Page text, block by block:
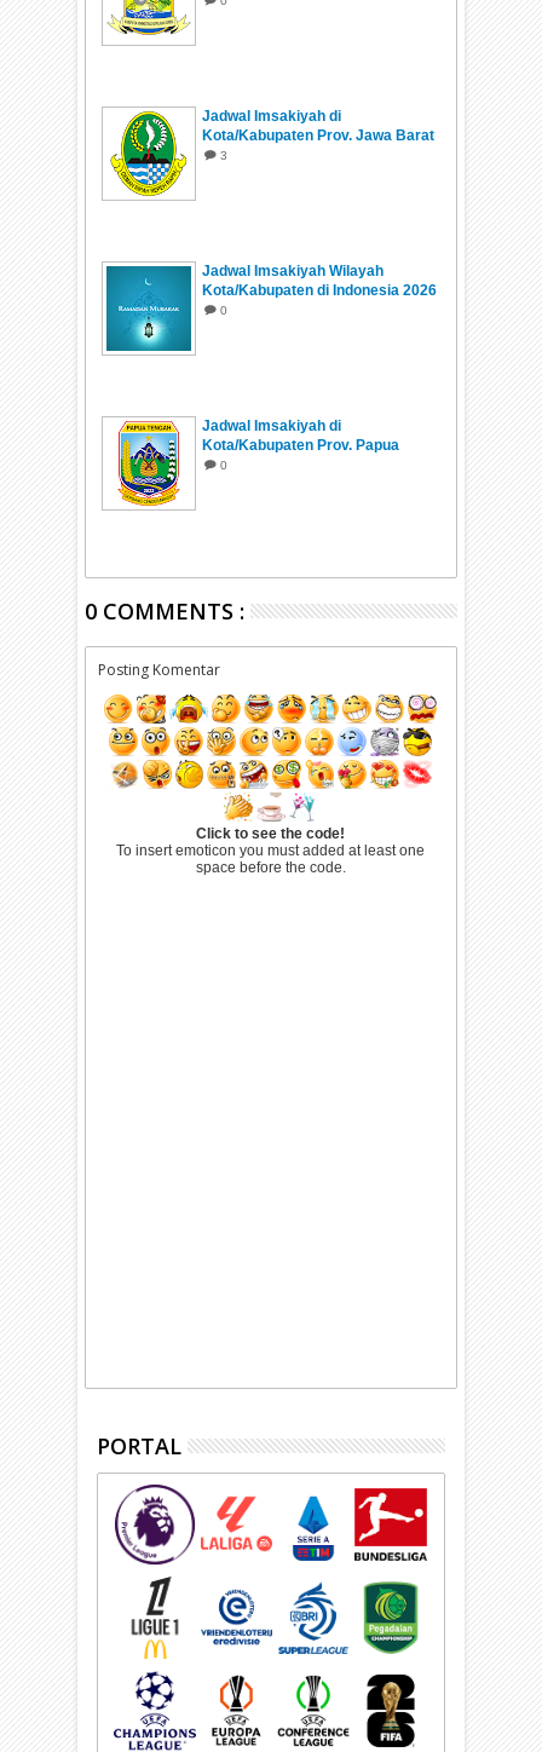
Jadwal Imsakiyah di
Kota/Kabupaten Prov. Jawa Barat
Ramadhan 1447 H/2026
3
Jadwal Imsakiyah Wilayah
Kota/Kabupaten di Indonesia 2026
0
Jadwal Imsakiyah di
Kota/Kabupaten Prov. Papua
Tengah Ramadhan 1447 H/2026
0
0 COMMENTS :
Posting Komentar
Click to see the code!
To insert emoticon you must added at least one
space before the code.
PORTAL